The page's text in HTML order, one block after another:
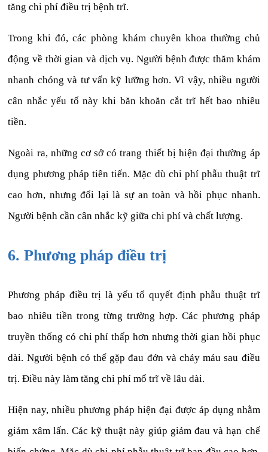
tăng chi phí điều trị bệnh trĩ.
Trong khi đó, các phòng khám chuyên khoa thường chủ
động về thời gian và dịch vụ. Người bệnh được thăm khám
nhanh chóng và tư vấn kỹ lưỡng hơn. Vì vậy, nhiều người
cân nhắc yếu tố này khi băn khoăn cắt trĩ hết bao nhiêu
tiền.
Ngoài ra, những cơ sở có trang thiết bị hiện đại thường áp
dụng phương pháp tiên tiến. Mặc dù chi phí phẫu thuật trĩ
cao hơn, nhưng đổi lại là sự an toàn và hồi phục nhanh.
Người bệnh cần cân nhắc kỹ giữa chi phí và chất lượng.
6. Phương pháp điều trị
Phương pháp điều trị là yếu tố quyết định phẫu thuật trĩ
bao nhiêu tiền trong từng trường hợp. Các phương pháp
truyền thống có chi phí thấp hơn nhưng thời gian hồi phục
dài. Người bệnh có thể gặp đau đớn và chảy máu sau điều
trị. Điều này làm tăng chi phí mổ trĩ về lâu dài.
Hiện nay, nhiều phương pháp hiện đại được áp dụng nhằm
giảm xâm lấn. Các kỹ thuật này giúp giảm đau và hạn chế